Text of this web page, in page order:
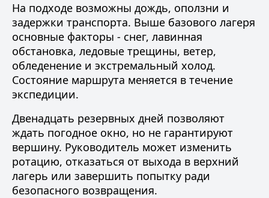
На подходе возможны дождь, оползни и
задержки транспорта. Выше базового лагеря
основные факторы - снег, лавинная
обстановка, ледовые трещины, ветер,
обледенение и экстремальный холод.
Состояние маршрута меняется в течение
экспедиции.
Двенадцать резервных дней позволяют
ждать погодное окно, но не гарантируют
вершину. Руководитель может изменить
ротацию, отказаться от выхода в верхний
лагерь или завершить попытку ради
безопасного возвращения.